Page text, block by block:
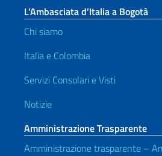
L’Ambasciata d’Italia a Bogotà
Chi siamo
Italia e Colombia
Servizi Consolari e Visti
Notizie
Amministrazione Trasparente
Amministrazione trasparente –